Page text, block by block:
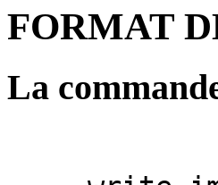
FORMAT
La